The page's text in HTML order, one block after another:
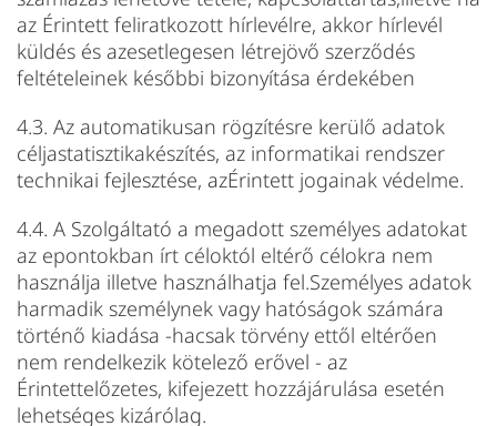
az Érintett feliratkozott hírlevélre, akkor hírlevél
küldés és azesetlegesen létrejövő szerződés
feltételeinek későbbi bizonyítása érdekében
4.3. Az automatikusan rögzítésre kerülő adatok
céljastatisztikakészítés, az informatikai rendszer
technikai fejlesztése, azÉrintett jogainak védelme.
4.4. A Szolgáltató a megadott személyes adatokat
az epontokban írt céloktól eltérő célokra nem
használja illetve használhatja fel.Személyes adatok
harmadik személynek vagy hatóságok számára
történő kiadása -hacsak törvény ettől eltérően
nem rendelkezik kötelező erővel - az
Érintettelőzetes, kifejezett hozzájárulása esetén
lehetséges kizárólag.